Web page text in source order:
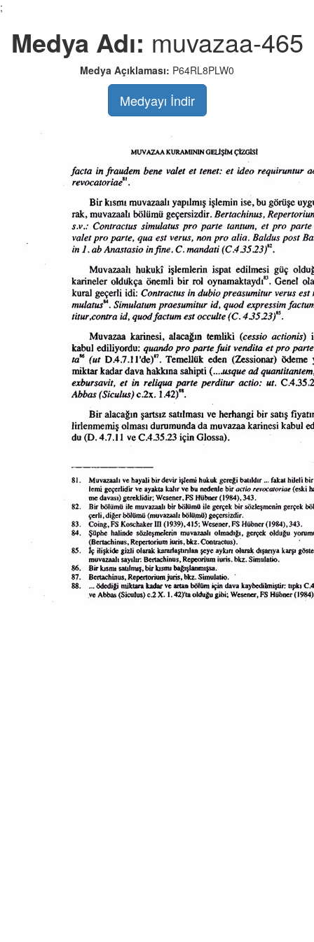
;
Medya Adı: muvazaa-465
Medya Açıklaması: P64RL8PLW0
Medyayı İndir